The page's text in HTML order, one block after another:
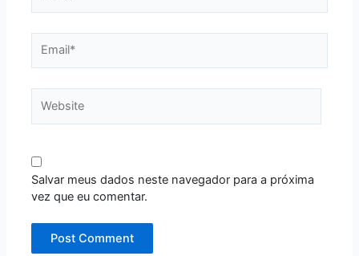
Salvar meus dados neste navegador para a próxima
vez que eu comentar.